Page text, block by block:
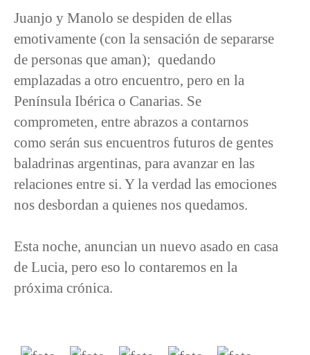
Juanjo y Manolo se despiden de ellas
emotivamente (con la sensación de separarse
de personas que aman); quedando
emplazadas a otro encuentro, pero en la
Península Ibérica o Canarias. Se
comprometen, entre abrazos a contarnos
como serán sus encuentros futuros de gentes
baladrinas argentinas, para avanzar en las
relaciones entre si. Y la verdad las emociones
nos desbordan a quienes nos quedamos.
Esta noche, anuncian un nuevo asado en casa
de Lucia, pero eso lo contaremos en la
próxima crónica.